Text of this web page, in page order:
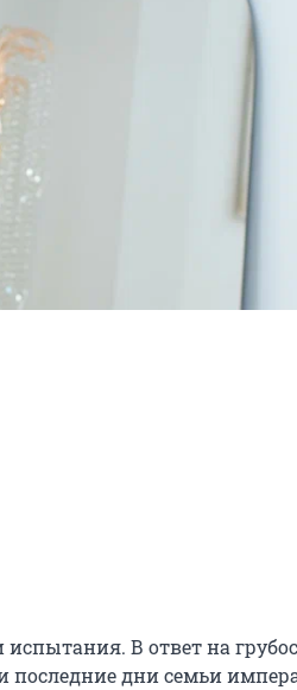
В ответ на
последние дни семьи